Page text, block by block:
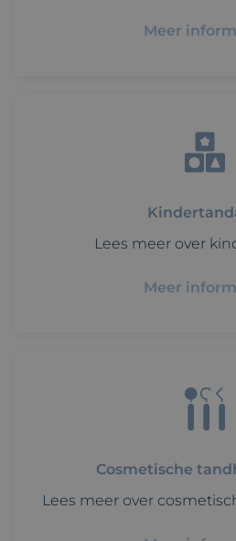
Meer
Lees meer over
Meer
Cosmetische
Lees meer over